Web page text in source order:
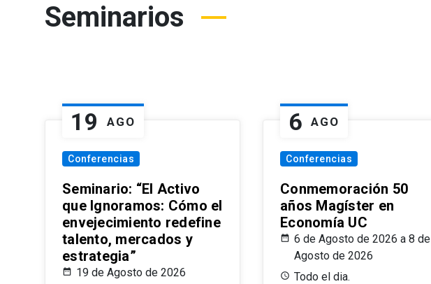
Seminarios
19 AGO
Conferencias
Seminario: “El Activo
que Ignoramos: Cómo el
envejecimiento redefine
talento, mercados y
estrategia”
19 de Agosto de 2026
6 AGO
Conferencias
Conmemoración 50
años Magíster en
Economía UC
6 de Agosto de 2026 a 8 de
Agosto de 2026
Todo el dia.